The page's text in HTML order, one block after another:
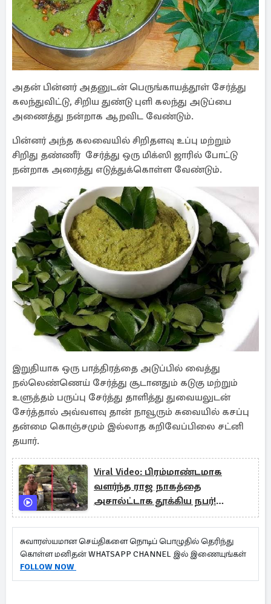
அதன் பின்னர் அதனுடன் பெருங்காயத்தூள் சேர்த்து
கலந்துவிட்டு, சிறிய துண்டு புளி கலந்து அடுப்பை
அணைத்து நன்றாக ஆறவிட வேண்டும்.
பின்னர் அந்த கலவையில் சிறிதளவு உப்பு மற்றும்
சிறிது தண்ணீர் சேர்த்து ஒரு மிக்ஸி ஜாரில் போட்டு
நன்றாக அரைத்து எடுத்துக்கொள்ள வேண்டும்.
இறுதியாக ஒரு பாத்திரத்தை அடுப்பில் வைத்து
நல்லெண்ணெய் சேர்த்து சூடானதும் கடுகு மற்றும்
உளுத்தம் பருப்பு சேர்த்து தாளித்து துவையலுடன்
சேர்த்தால் அவ்வளவு தான் நாவூரும் சுவையில் கசப்பு
தன்மை கொஞ்சமும் இல்லாத கறிவேப்பிலை சட்னி
தயார்.
Viral Video: பிரம்மாண்டமாக
வளர்ந்த ராஜ நாகத்தை
அசால்ட்டாக தூக்கிய நபர்!
இறுதியில் என்ன நடந்தது?
சுவாரஸ்யமான செய்திகளை நொடிப் பொழுதில் தெரிந்து
கொள்ள மனிதன் WHATSAPP CHANNEL இல் இணையுங்கள்
FOLLOW NOW